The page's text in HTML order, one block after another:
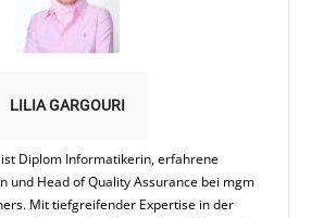
LILIA GARGOURI
Diplom Informatikerin, erfahrene
und Head of Quality Assurance bei mgm
Mit tiefgreifender Expertise in der